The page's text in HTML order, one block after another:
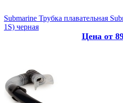
Submarine Трубка плавательная
1S) черная
Цена от